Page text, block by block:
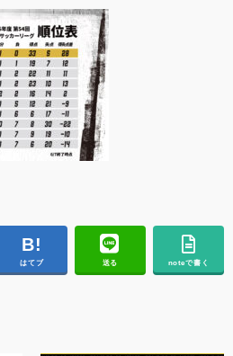
はてブ 送る noteで書く